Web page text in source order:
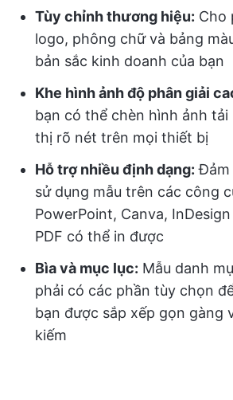
Tùy chỉnh thương hiệu: Cho
logo, phông chữ và bảng
bản sắc kinh doanh của bạn
Khe hình ảnh độ phân giải
bạn có thể chèn hình ảnh tải
thị rõ nét trên mọi thiết bị
Hỗ trợ nhiều định dạng: Đảm
sử dụng mẫu trên các công
PowerPoint, Canva,
PDF có thể in được
Bìa và mục lục: Mẫu danh
phải có các phần tùy chọn
bạn được sắp xếp gọn gàng
kiếm